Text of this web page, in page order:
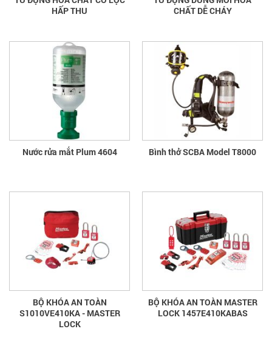
HẤP THU
CHẤT DỄ CHÁY
Nước rửa mắt Plum 4604 Bình thở SCBA Model T8000
BỘ KHÓA AN TOÀN
S1010VE410KA - MASTER
LOCK
BỘ KHÓA AN TOÀN MASTER
LOCK 1457E410KABAS